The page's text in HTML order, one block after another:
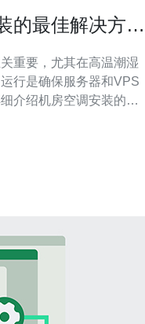
的最佳解决方案
重要，尤其在高温潮湿
行是确保服务器和VPS
介绍机房空调安装的最
环境，保障设备安全。